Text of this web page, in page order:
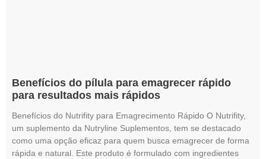
Benefícios do pílula para emagrecer rápido
para resultados mais rápidos
Benefícios do Nutrifity para Emagrecimento Rápido O Nutrifity,
um suplemento da Nutryline Suplementos, tem se destacado
como uma opção eficaz para quem busca emagrecer de forma
rápida e natural. Este produto é formulado com ingredientes